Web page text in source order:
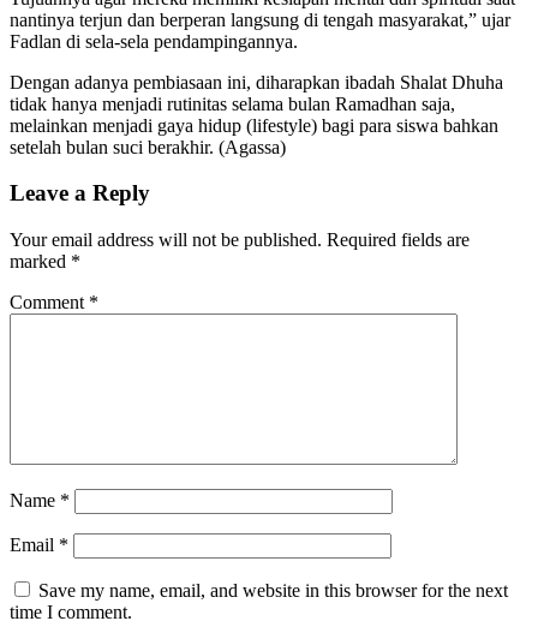
nantinya terjun dan berperan langsung di tengah masyarakat,” ujar
Fadlan di sela-sela pendampingannya.
Dengan adanya pembiasaan ini, diharapkan ibadah Shalat Dhuha
tidak hanya menjadi rutinitas selama bulan Ramadhan saja,
melainkan menjadi gaya hidup (lifestyle) bagi para siswa bahkan
setelah bulan suci berakhir. (Agassa)
Leave a Reply
Your email address will not be published. Required fields are
marked *
Comment *
Name *
Email *
Save my name, email, and website in this browser for the next
time I comment.